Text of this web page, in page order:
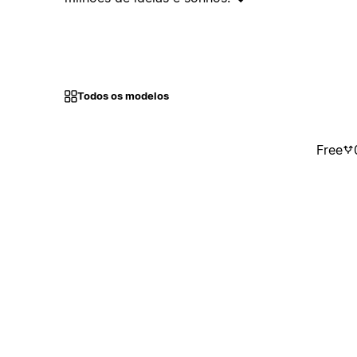
Todos os modelos
Free